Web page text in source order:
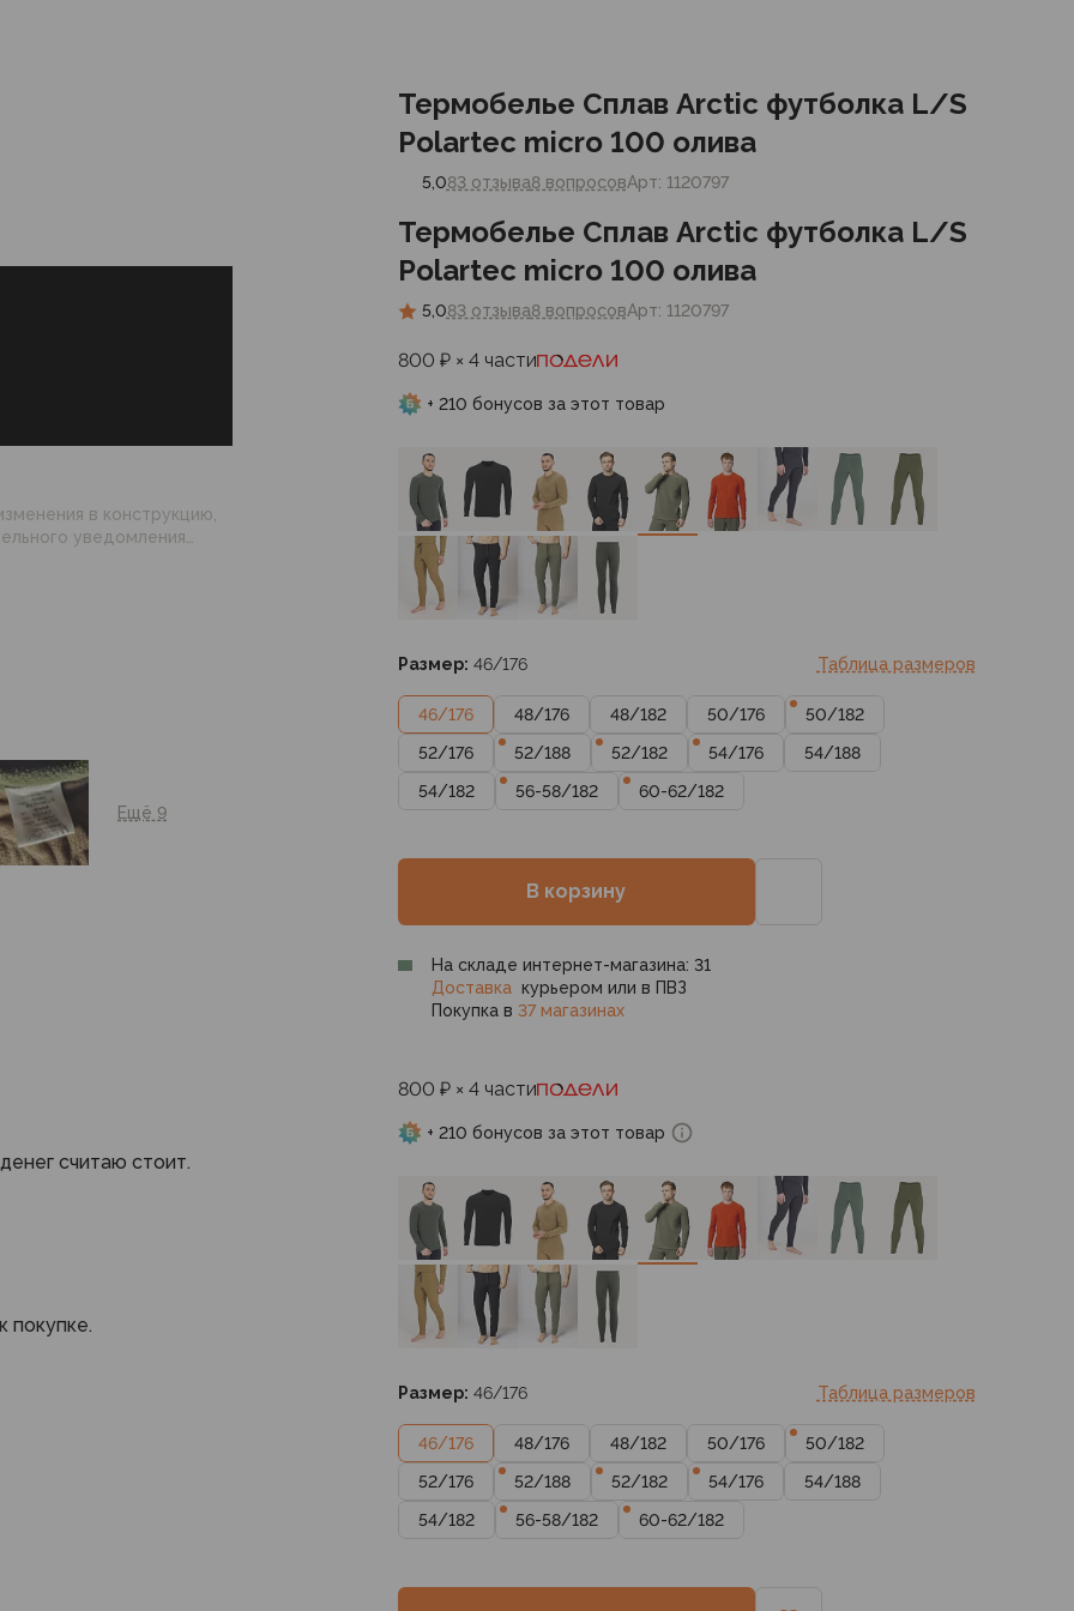
в конструкцию,
Ещё 9
считаю стоит.
покупке.
800 ₽ × 4 части
+ 210 бонусов за этот товар
Термобелье Сплав Arctic футболка L/S
Polartec micro 100 олива
Размер: 46/176 Таблица размеров
46/176 48/176 48/182 50/176 50/182
52/176 52/188 52/182 54/176 54/188
54/182 56-58/182 60-62/182
В корзину
5,083 отзыва8 вопросовАрт: 1120797
На складе интернет-магазина: 31
Доставка курьером или в ПВЗ
Покупка в 37 магазинах
800 ₽ × 4 части
+ 210 бонусов за этот товар
Термобелье Сплав Arctic футболка L/S
Polartec micro 100 олива
Размер: 46/176 Таблица размеров
46/176 48/176 48/182 50/176 50/182
52/176 52/188 52/182 54/176 54/188
54/182 56-58/182 60-62/182
5,083 отзыва8 вопросовАрт: 1120797